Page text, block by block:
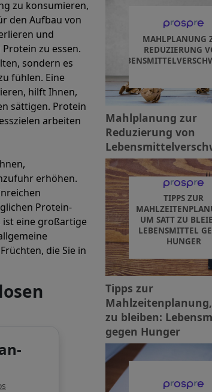
zu konsumieren,
den Aufbau von
und
zu essen.
sondern es
fühlen. Eine
hilft Ihnen,
sättigen. Protein
arbeiten
erhöhen.
Protein-
ist eine großartige
die Sie in
MAHLPLANUNG
REDUZIERUNG
Mahlplanung zur
Reduzierung von
TIPPS ZUR
UM SATT ZU
LEBENSMITTEL
HUNGER
Tipps zur
zu bleiben:
gegen Hunger